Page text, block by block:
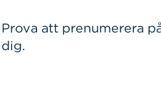
Prova att prenumerera
dig.